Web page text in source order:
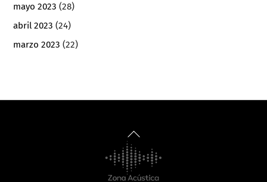
mayo 2023 (28)
abril 2023 (24)
marzo 2023 (22)
Back
To
Top